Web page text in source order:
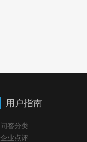
用户指南
问答分类
企业点评